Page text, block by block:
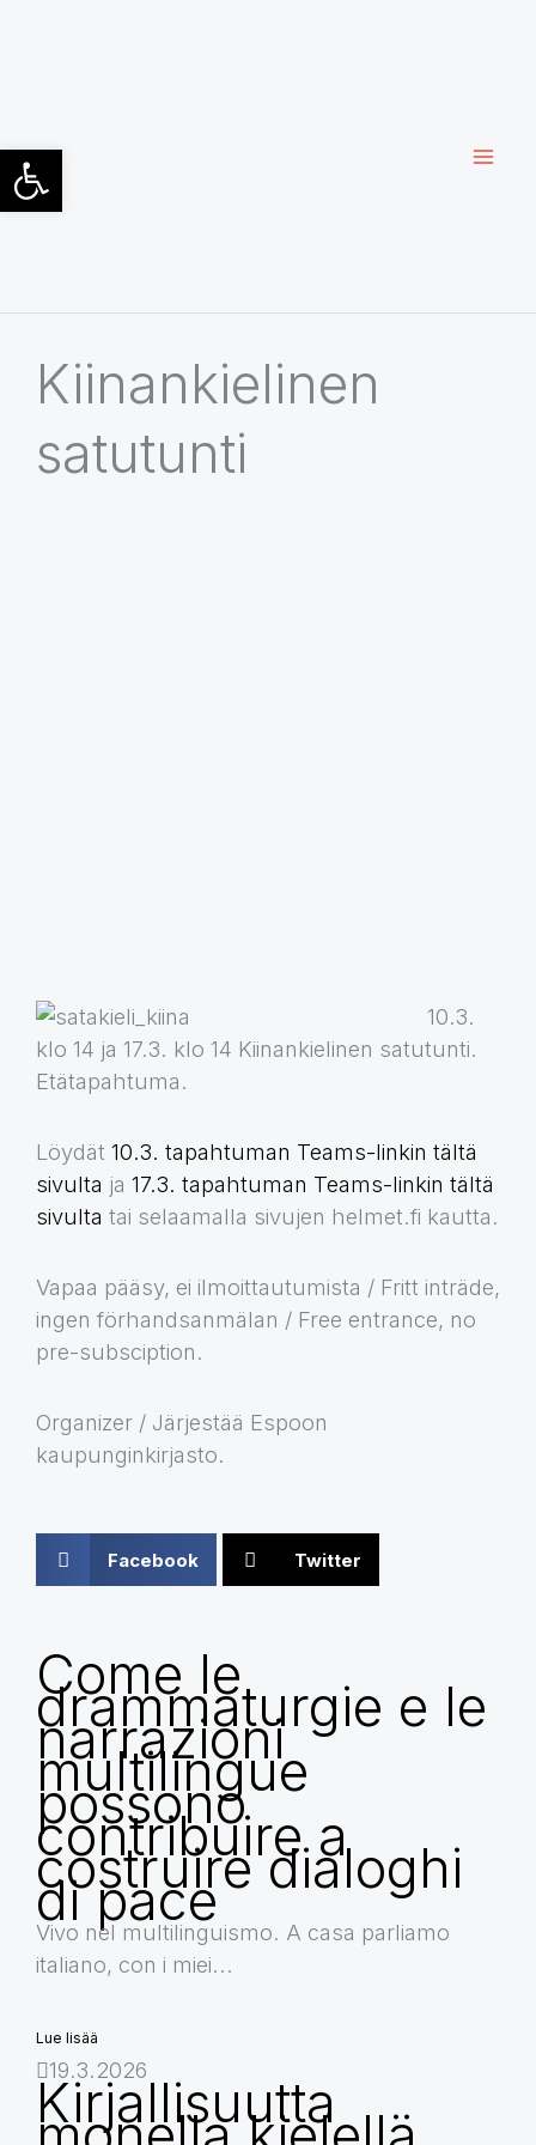
Kiinankielinen
satutunti
10.3.
klo 14 ja 17.3. klo 14 Kiinankielinen satutunti.
Etätapahtuma.
Löydät 10.3. tapahtuman Teams-linkin tältä
sivulta ja 17.3. tapahtuman Teams-linkin tältä
sivulta tai selaamalla sivujen helmet.fi kautta.
Vapaa pääsy, ei ilmoittautumista / Fritt inträde,
ingen förhandsanmälan / Free entrance, no
pre-subsciption.
Organizer / Järjestää Espoon
kaupunginkirjasto.
Facebook Twitter
Come le
drammaturgie e le
narrazioni
multilingue
possono
contribuire a
costruire dialoghi
di pace
Vivo nel multilinguismo. A casa parliamo
italiano, con i miei...
Lue lisää
19.3.2026
Kirjallisuutta
Open toolbar